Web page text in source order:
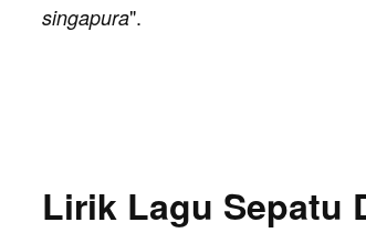
singapura".
Lirik Lagu Sepatu